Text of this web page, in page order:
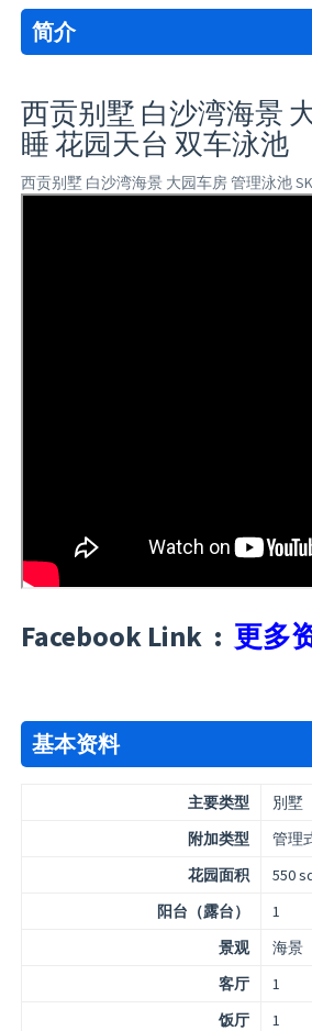
简介
西贡别墅 白沙湾海景
睡 花园天台 双车泳池
西贡别墅 白沙湾海景 大园车房 管理泳池
Facebook Link : 更多
基本资料
主要类型
別墅
附加类型
管理
花园面积
550
阳台（露台）
1
景观
海景
客厅
1
饭厅
1